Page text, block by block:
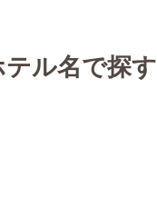
テル名で探す